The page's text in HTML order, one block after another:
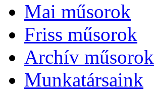
Mai műsorok
Friss műsorok
Archív műsorok
Munkatársaink